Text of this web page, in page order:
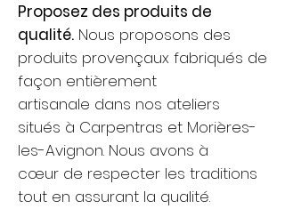
Proposez des produits de
qualité. Nous proposons des
produits provençaux fabriqués de
façon entièrement
artisanale dans nos ateliers
situés à Carpentras et Morières-
les-Avignon. Nous avons à
cœur de respecter les traditions
tout en assurant la qualité.